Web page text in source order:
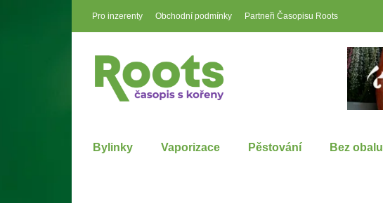
Pro inzerenty Obchodní podmínky Partneři Časopisu Roots
Bylinky Vaporizace Pěstování Bez obalu